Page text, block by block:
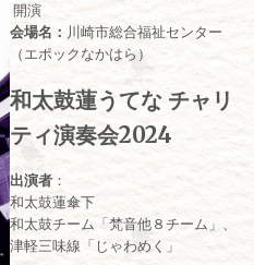
開演
会場名： 川崎市総合福祉センター
（エポックなかはら）
和太鼓蓮うてな チャリ
ティ演奏会2024
出演者：
和太鼓蓮傘下
和太鼓チーム「梵音他８チーム」、
津軽三味線「じゃわめく」